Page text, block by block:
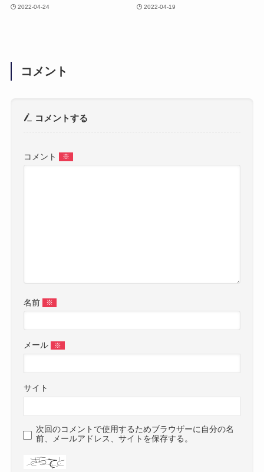
2022-04-24 2022-04-19
コメント
コメントする
コメント ※
名前 ※
メール ※
サイト
次回のコメントで使用するためブラウザーに自分の名
前、メールアドレス、サイトを保存する。